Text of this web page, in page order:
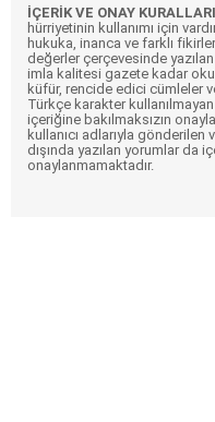
İÇERİK VE ONAY
hürriyetinin kullanımı için
hukuka, inanca ve farklı
değerler çerçevesinde
imla kalitesi gazete kadar
küfür, rencide edici cümleler
Türkçe karakter
içeriğine bakılmaksızın
kullanıcı adlarıyla gönderilen
dışında yazılan yorumlar da
onaylanmamaktadır.